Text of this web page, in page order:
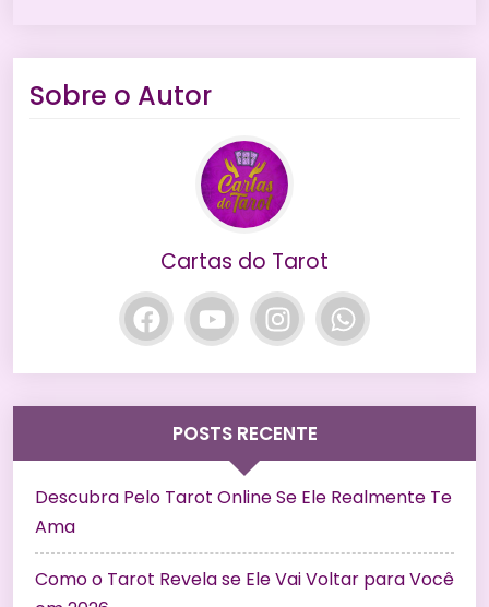
Sobre o Autor
Cartas do Tarot
POSTS RECENTE
Descubra Pelo Tarot Online Se Ele Realmente Te
Ama
Como o Tarot Revela se Ele Vai Voltar para Você